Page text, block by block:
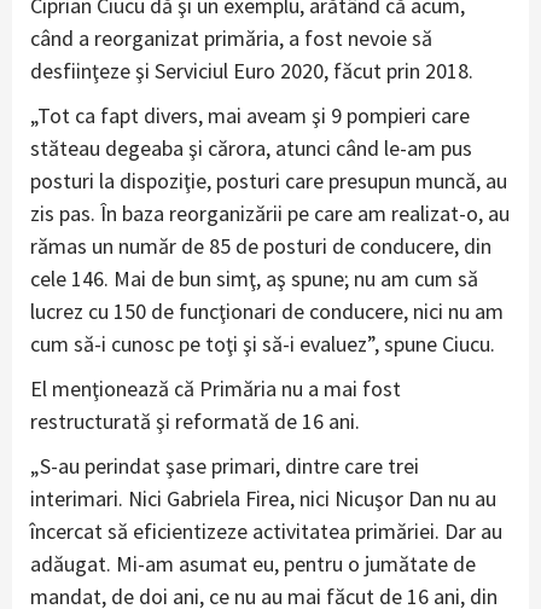
Ciprian Ciucu dă şi un exemplu, arătând că acum,
când a reorganizat primăria, a fost nevoie să
desfiinţeze şi Serviciul Euro 2020, făcut prin 2018.
„Tot ca fapt divers, mai aveam şi 9 pompieri care
stăteau degeaba şi cărora, atunci când le-am pus
posturi la dispoziţie, posturi care presupun muncă, au
zis pas. În baza reorganizării pe care am realizat-o, au
rămas un număr de 85 de posturi de conducere, din
cele 146. Mai de bun simţ, aş spune; nu am cum să
lucrez cu 150 de funcţionari de conducere, nici nu am
cum să-i cunosc pe toţi şi să-i evaluez”, spune Ciucu.
El menţionează că Primăria nu a mai fost
restructurată şi reformată de 16 ani.
„S-au perindat şase primari, dintre care trei
interimari. Nici Gabriela Firea, nici Nicuşor Dan nu au
încercat să eficientizeze activitatea primăriei. Dar au
adăugat. Mi-am asumat eu, pentru o jumătate de
mandat, de doi ani, ce nu au mai făcut de 16 ani, din